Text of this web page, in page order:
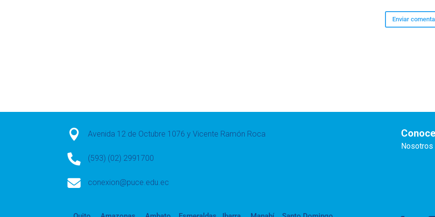
 Avenida 12 de Octubre 1076 y Vicente Ramón Roca
 (593) (02) 2991700
 conexion@puce.edu.ec
Nosotros